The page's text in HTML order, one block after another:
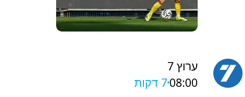
ערוץ 7
08:007 דקות